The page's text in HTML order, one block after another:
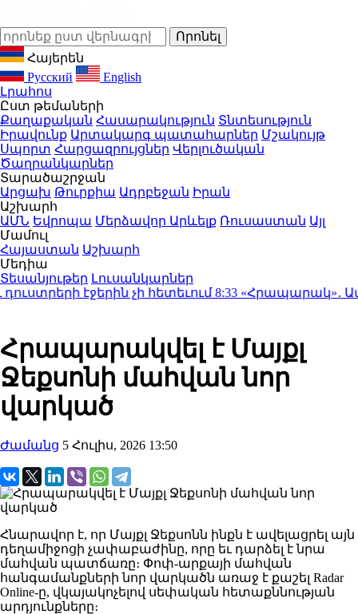
Հայերեն
Русский
English
Լրահոս
Ըստ թեմաների
Քաղաքական Հասարակություն Տնտեսություն
Իրավունք Արտակարգ պատահարներ Մշակույթ
Սպորտ Հարցազրույցներ Վերլուծական
Ծաղրանկարներ
Տարածաշրջան
Արցախ Թուրքիա Ադրբեջան Իրան
Աշխարհ
ԱՄՆ Եվրոպա Մերձավոր Արևելք Ռուսաստան Այլ
Մամուլ
Հայաստան Աշխարհ
Մեդիա
Տեսանյութեր Լուսանկարներ
էջերին չի հետեւում8:33«Հրապարակ»․ Ամեն
Հրապարակվել է Մայքլ
Ջեքսոնի մահվան նոր
վարկած
Ժամանց 5 Հուլիս, 2026 13:50
Հնարավոր է, որ Մայքլ Ջեքսոնն ինքն է ավելացրել այն
դեղամիջոցի չափաբաժինը, որը եւ դարձել է նրա
մահվան պատճառը։ Փոփ-արքայի մահվան
հանգամանքների նոր վարկածն առաջ է քաշել Radar
Online-ը, վկայակոչելով սեփական հետաքննության
արդյունքները։